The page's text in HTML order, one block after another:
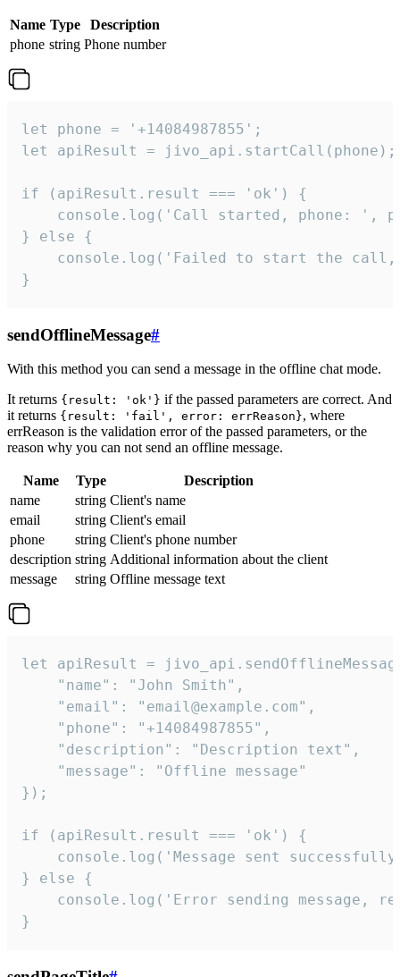
Name Type
Description
phone string Phone number
let phone = '+14084987855';
let apiResult = jivo_api.startCall(phone);
if (apiResult.result === 'ok') {
console.log('Call started, phone: ',
} else {
console.log('Failed to start the
}
sendOfflineMessage#
With this method you can send a message in the offline chat mode.
It returns {result: 'ok'} if the passed parameters are correct. And
it returns {result: 'fail', error: errReason}, where
errReason is the validation error of the passed parameters, or the
reason why you can not send an offline message.
Name Type
Description
name
string Client's name
email
string Client's email
phone
string Client's phone number
description string Additional information about the client
message
string Offline message text
let apiResult =
    "name": "John Smith",
    "email": "email@example.com",
    "phone": "+14084987855",
    "description": "Description text",
    "message": "Offline message"
});
if (apiResult.result === 'ok') {
console.log('Message sent
} else {
console.log('Error sending message,
}